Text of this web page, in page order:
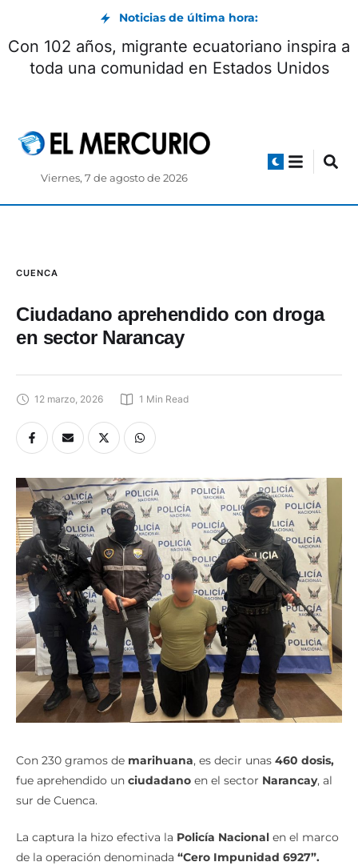
Noticias de última hora:
Con 102 años, migrante ecuatoriano inspira a
toda una comunidad en Estados Unidos
Viernes, 7 de agosto de 2026
CUENCA
Ciudadano aprehendido con droga
en sector Narancay
12 marzo, 2026 1 Min Read
Con 230 gramos de marihuana, es decir unas 460 dosis,
fue aprehendido un ciudadano en el sector Narancay, al
sur de Cuenca.
La captura la hizo efectiva la Policía Nacional en el marco
de la operación denominada “Cero Impunidad 6927”.